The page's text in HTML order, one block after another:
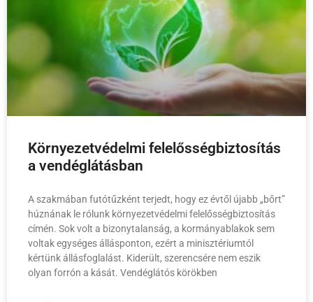
Környezetvédelmi felelősségbiztosítás
a vendéglátásban
A szakmában futótűzként terjedt, hogy ez évtől újabb „bőrt”
húznának le rólunk környezetvédelmi felelősségbiztosítás
címén. Sok volt a bizonytalanság, a kormányablakok sem
voltak egységes állásponton, ezért a minisztériumtól
kértünk állásfoglalást. Kiderült, szerencsére nem eszik
olyan forrón a kását. Vendéglátós körökben